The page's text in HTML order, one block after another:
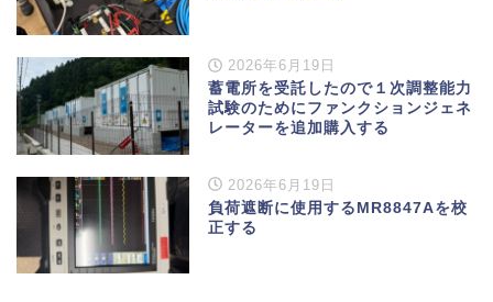
2026年6月19日
蓄電所を受託したので１次調整能力
試験のためにファンクションジェネ
レーターを追加購入する
2026年6月19日
負荷遮断に使用するMR8847Aを校
正する